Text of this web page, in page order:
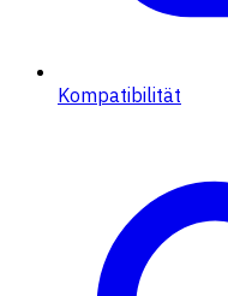
Kompatibilität